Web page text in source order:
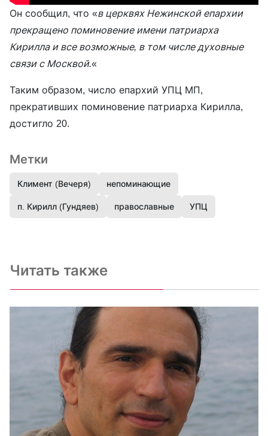
Он сообщил, что «в церквях Нежинской епархии
прекращено поминовение имени патриарха
Кирилла и все возможные, в том числе духовные
связи с Москвой.«
Таким образом, число епархий УПЦ МП,
прекративших поминовение патриарха Кирилла,
достигло 20.
Метки
Климент (Вечеря) непоминающие
п. Кирилл (Гундяев) православные УПЦ
Читать также